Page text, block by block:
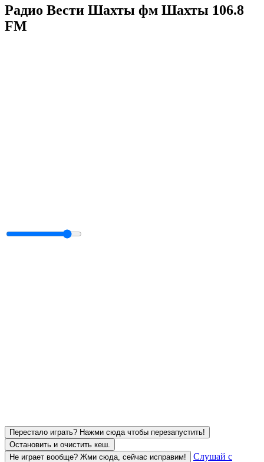
Радио Вести Шахты фм Шахты 106.8
FM
Перестало играть? Нажми сюда чтобы перезапустить!
Остановить и очистить кеш.
Не играет вообще? Жми сюда, сейчас исправим!
Слушай с